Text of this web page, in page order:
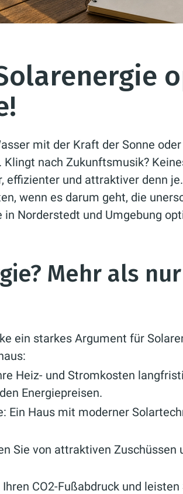
mit der Kraft der Sonne
nach Zukunftsmusik?
effizienter und attraktiver denn
wenn es darum geht, die
in Norderstedt und Umgebung
Mehr als nur
ein starkes Argument für
Heiz- und Stromkosten
Energiepreisen.
Ein Haus mit moderner
Sie von attraktiven Zuschüssen
Ihren CO2-Fußabdruck und